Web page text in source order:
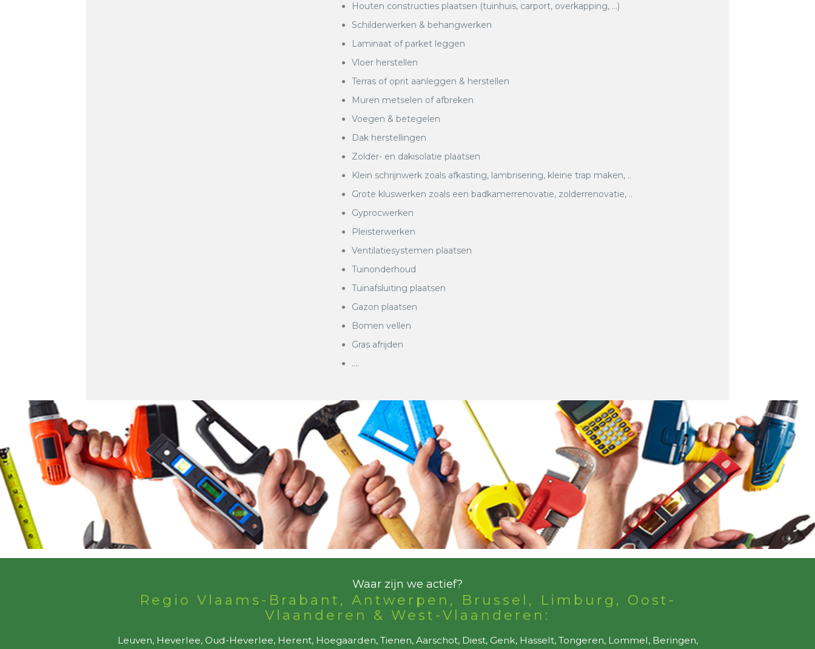
Houten constructies plaatsen (tuinhuis, carport, overkapping, …)
Schilderwerken & behangwerken
Laminaat of parket leggen
Vloer herstellen
Terras of oprit aanleggen & herstellen
Muren metselen of afbreken
Voegen & betegelen
Dak herstellingen
Zolder- en dakisolatie plaatsen
Klein schrijnwerk zoals afkasting, lambrisering, kleine trap maken, ..
Grote kluswerken zoals een badkamerrenovatie, zolderrenovatie, ..
Gyprocwerken
Pleisterwerken
Ventilatiesystemen plaatsen
Tuinonderhoud
Tuinafsluiting plaatsen
Gazon plaatsen
Bomen vellen
Gras afrijden
….
Waar zijn we actief?
Regio Vlaams-Brabant, Antwerpen, Brussel, Limburg, Oost-
Vlaanderen & West-Vlaanderen:
Leuven, Heverlee, Oud-Heverlee, Herent, Hoegaarden, Tienen, Aarschot, Diest, Genk, Hasselt, Tongeren, Lommel, Beringen,